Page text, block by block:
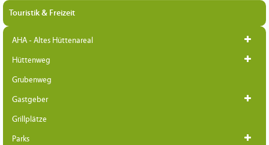
Touristik & Freizeit
AHA - Altes Hüttenareal
Hüttenweg
Grubenweg
Gastgeber
Grillplätze
Parks